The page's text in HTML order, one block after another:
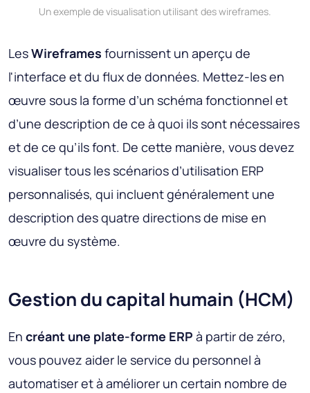
Un exemple de visualisation utilisant des wireframes.
LesWireframes fournissent un aperçu de
l'interface et du flux de données. Mettez-les en
œuvre sous la forme d’un schéma fonctionnel et
d’une description de ce à quoi ils sont nécessaires
et de ce qu’ils font. De cette manière, vous devez
visualiser tous les scénarios d’utilisation ERP
personnalisés, qui incluent généralement une
description des quatre directions de mise en
œuvre du système.
Gestion du capital humain (HCM)
En créant une plate-forme ERP à partir de zéro,
vous pouvez aider le service du personnel à
automatiser et à améliorer un certain nombre de